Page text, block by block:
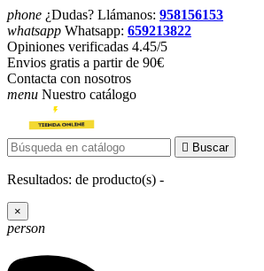
phone ¿Dudas? Llámanos: 958156153
whatsapp Whatsapp: 659213822
Opiniones verificadas 4.45/5
Envios gratis a partir de 90€
Contacta con nosotros
menu Nuestro catálogo
 Buscar
Resultados: de producto(s) -
×
person